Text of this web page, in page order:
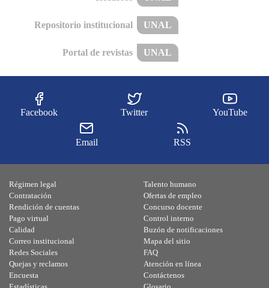
Repositorio institucional UNAL
Portal de revistas UNAL
Facebook Twitter YouTube
Email RSS
Régimen legal
Contratación
Rendición de cuentas
Pago virtual
Calidad
Talento humano
Ofertas de empleo
Concurso docente
Control interno
Buzón de notificaciones
Correo institucional
Redes Sociales
Quejas y reclamos
Encuesta
Mapa del sitio
FAQ
Atención en línea
Contáctenos